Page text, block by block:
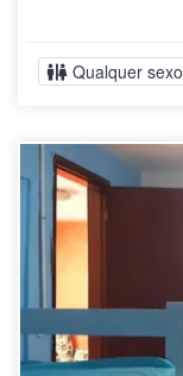
Qualquer sexo